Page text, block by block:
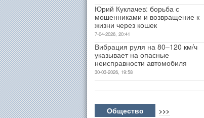
Юрий Куклачев: борьба с
мошенниками и возвращение к
жизни через кошек
7-04-2026, 20:41
Вибрация руля на 80–120 км/ч
указывает на опасные
неисправности автомобиля
30-03-2026, 19:58
Общество >>>